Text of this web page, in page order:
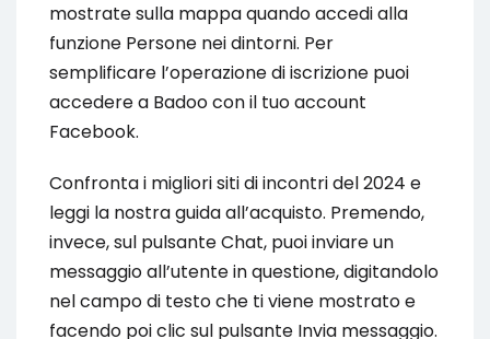
mostrate sulla mappa quando accedi alla
funzione Persone nei dintorni. Per
semplificare l’operazione di iscrizione puoi
accedere a Badoo con il tuo account
Facebook.
Confronta i migliori siti di incontri del 2024 e
leggi la nostra guida all’acquisto. Premendo,
invece, sul pulsante Chat, puoi inviare un
messaggio all’utente in questione, digitandolo
nel campo di testo che ti viene mostrato e
facendo poi clic sul pulsante Invia messaggio.